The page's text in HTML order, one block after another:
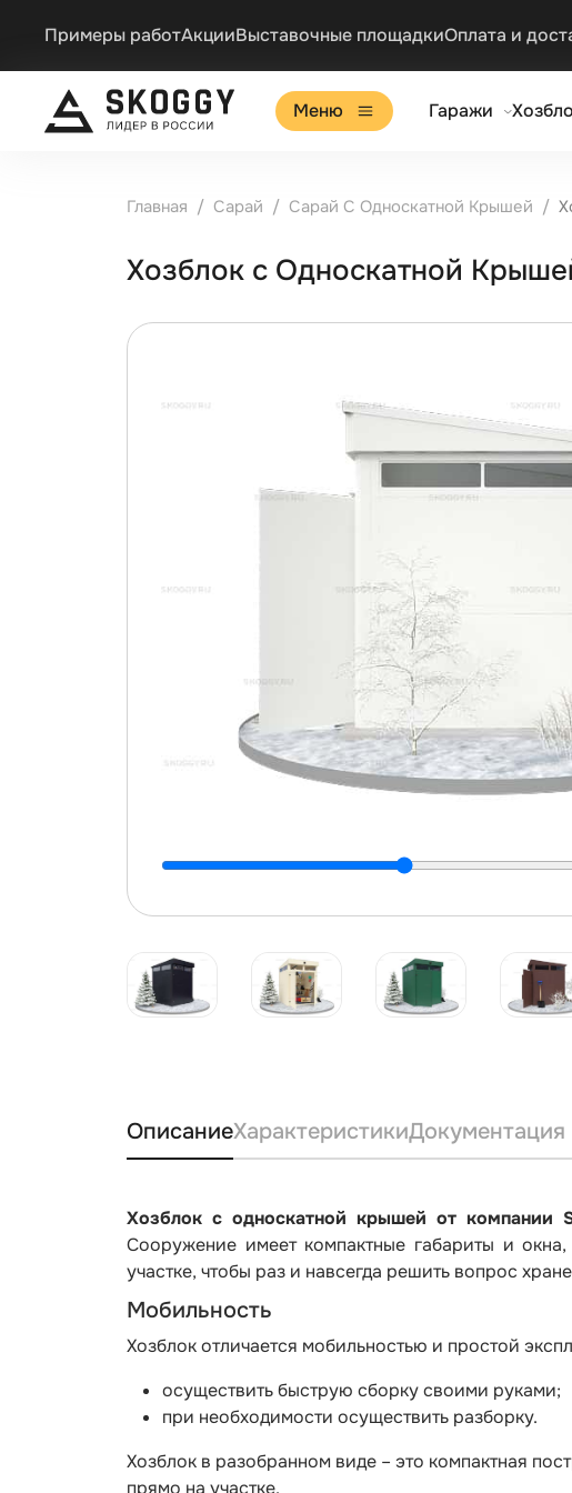
Примеры работАкцииВыставочные площадкиОплата и
Меню Гаражи
Главная Сарай Сарай С Односкатной Крышей
Хозблок с Односкатной
ОписаниеХарактеристикиДокументация
Хозблок с односкатной крышей от компании
Сооружение имеет компактные габариты и
участке, чтобы раз и навсегда решить вопрос
Мобильность
Хозблок отличается мобильностью и простой
осуществить быструю сборку своими руками;
при необходимости осуществить разборку.
Хозблок в разобранном виде – это компактная
прямо на участке.